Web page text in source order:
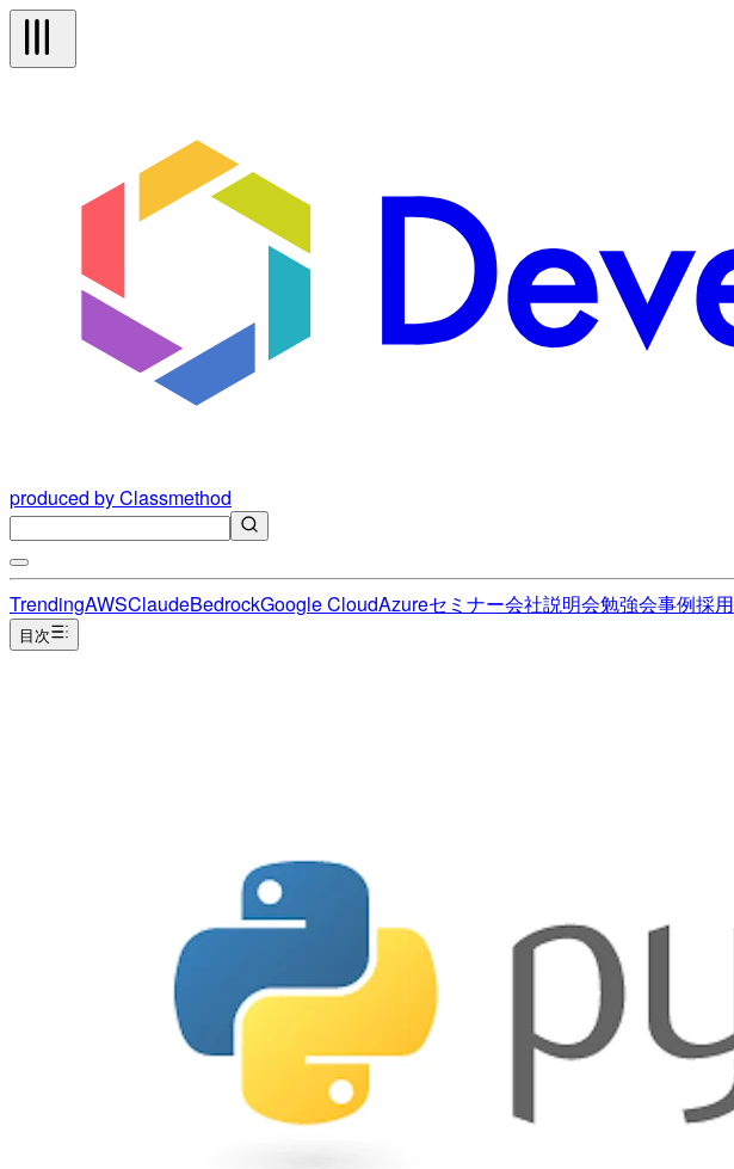
produced by Classmethod
TrendingAWSClaudeBedrockGoogle CloudAzureセミナー会社説明会勉強会事例採用
目次